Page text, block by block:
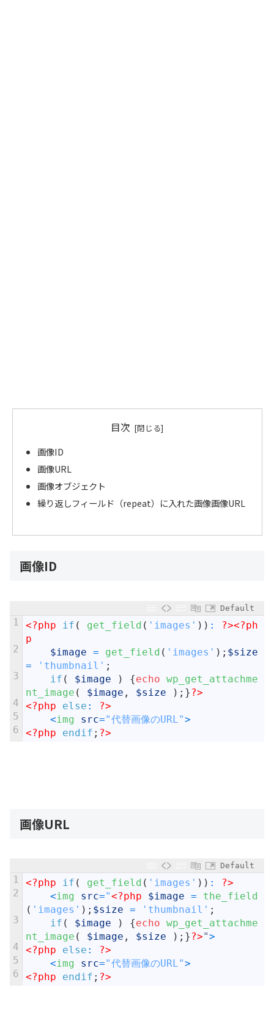
目次
画像ID
画像URL
画像オブジェクト
繰り返しフィールド（repeat）に入れた画像画像URL
画像ID
Default
1
2
3
4
5
6
<?php if ( get_field ( 'images' ) ) : ?><?ph
p
$image = get_field ( 'images' ) ; $size
=
'thumbnail' ;
if ( $image ) {echo wp_get_attachme
nt_image ( $image , $size ) ; } ?>
<?php
else :
?>
<img src="代替画像のURL">
<?php
endif ; ?>
画像URL
Default
1
2
3
4
5
6
<?php if ( get_field ( 'images' ) ) :
?>
<img src="<?php $image =
the_field
( 'images' ) ; $size = 'thumbnail' ;
if ( $image ) {echo wp_get_attachme
nt_image ( $image , $size ) ; } ?>">
<?php
else :
?>
<img src="代替画像のURL">
<?php
endif ; ?>